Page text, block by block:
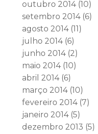
outubro 2014(10)
setembro 2014(6)
agosto 2014(11)
julho 2014(6)
junho 2014(2)
maio 2014(10)
abril 2014(6)
março 2014(10)
fevereiro 2014(7)
janeiro 2014(5)
dezembro 2013 (5)